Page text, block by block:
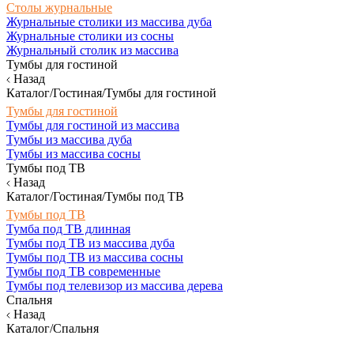
Столы журнальные
Журнальные столики из массива дуба
Журнальные столики из сосны
Журнальный столик из массива
Тумбы для гостиной
Назад
Каталог/Гостиная/Тумбы для гостиной
Тумбы для гостиной
Тумбы для гостиной из массива
Тумбы из массива дуба
Тумбы из массива сосны
Тумбы под ТВ
Назад
Каталог/Гостиная/Тумбы под ТВ
Тумбы под ТВ
Тумба под ТВ длинная
Тумбы под ТВ из массива дуба
Тумбы под ТВ из массива сосны
Тумбы под ТВ современные
Тумбы под телевизор из массива дерева
Спальня
Назад
Каталог/Спальня